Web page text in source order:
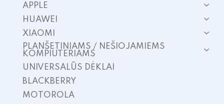
APPLE
HUAWEI
XIAOMI
PLANŠETINIAMS / NEŠIOJAMIEMS
KOMPIUTERIAMS
UNIVERSALŪS DĖKLAI
BLACKBERRY
MOTOROLA